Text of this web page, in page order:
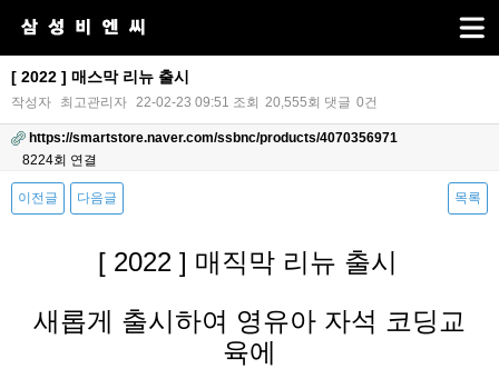
[ 2022 ] 매스막 리뉴 출시
작성자 최고관리자 22-02-23 09:51 조회 20,555회 댓글 0건
https://smartstore.naver.com/ssbnc/products/4070356971
8224회 연결
이전글 다음글 목록
[ 2022 ] 매직막 리뉴 출시
새롭게 출시하여 영유아 자석 코딩교
육에